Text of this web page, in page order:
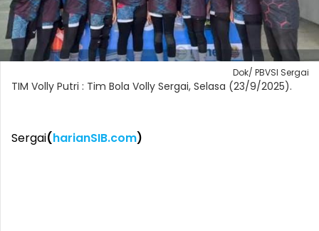
Dok/ PBVSI Sergai
TIM Volly Putri : Tim Bola Volly Sergai, Selasa (23/9/2025).
Sergai(harianSIB.com)